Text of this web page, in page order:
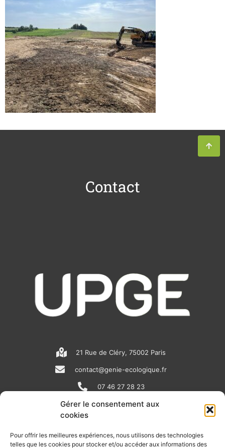
Gérer le consentement aux
cookies
Pour offrir les meilleures expériences, nous utilisons des technologies
telles que les cookies pour stocker et/ou accéder aux informations des
Contact
21 Rue de Cléry, 75002 Paris
contact@genie-ecologique.fr
07 46 27 28 23
N
e
i
o